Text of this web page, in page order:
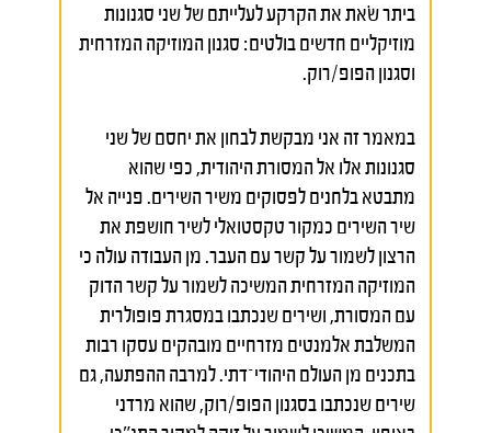
ביתר שׂאת את הקרקע לעלייתם של שני סגנונות
מוזיקליים חדשים בולטים: סגנון המוזיקה המזרחית
וסגנון הפופ/רוק.
במאמר זה אני מבקשת לבחון את יחסם של שני
סגנונות אלו אל המסורת היהודית, כפי שהוא
מתבטא בלחנים לפסוקים משיר השירים. פנייה אל
שיר השירים כמקור טקסטואלי לשיר חושפת את
הרצון לשמור על קשר עם העבר. מן העבודה עולה כי
המוזיקה המזרחית המשיכה לשמור על קשר הדוק
עם המסורת, ושירים שנכתבו במסגרת פופולרית
המשלבת אלמנטים מזרחיים מובהקים עסקו רבות
בתכנים מן העולם היהודי־דתי. למרבה ההפתעה, גם
שירים שנכתבו בסגנון הפופ/רוק, שהוא מרדני